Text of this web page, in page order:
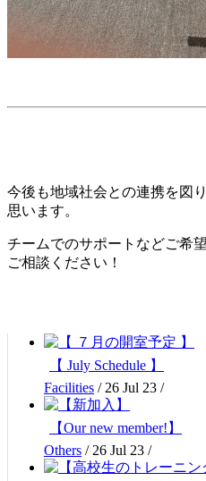
今後も地域社会との連携を図
思います。
チームでのサポートなどご希
ご相談ください！
【 July Schedule 】
Facilities /26 Jul 23 /
【Our new member!】
Others /26 Jul 23 /